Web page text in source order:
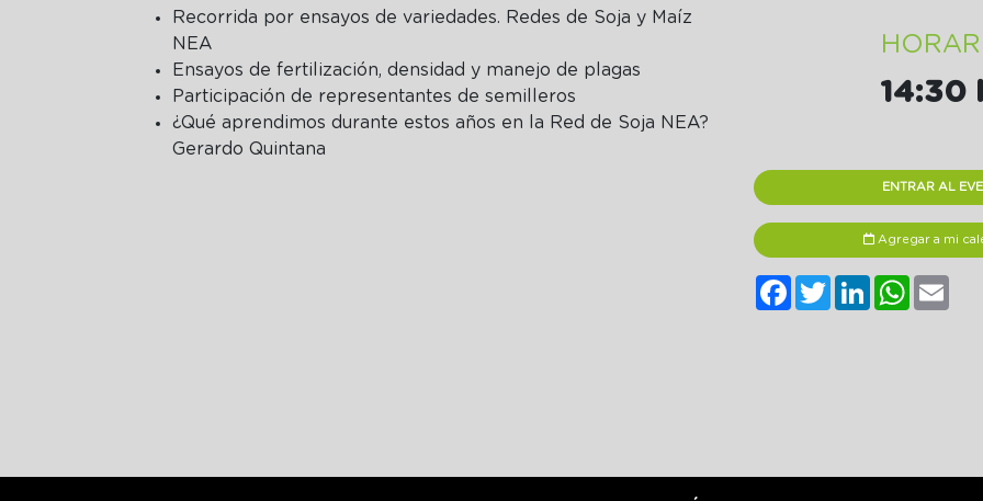
Recorrida por ensayos de variedades. Redes de Soja y Maíz
NEA
Ensayos de fertilización, densidad y manejo de plagas
Participación de representantes de semilleros
¿Qué aprendimos durante estos años en la Red de Soja NEA?
Gerardo Quintana
14:30
ENTRAR AL
Agregar a mi
Facebook
TwitterLinkedIn